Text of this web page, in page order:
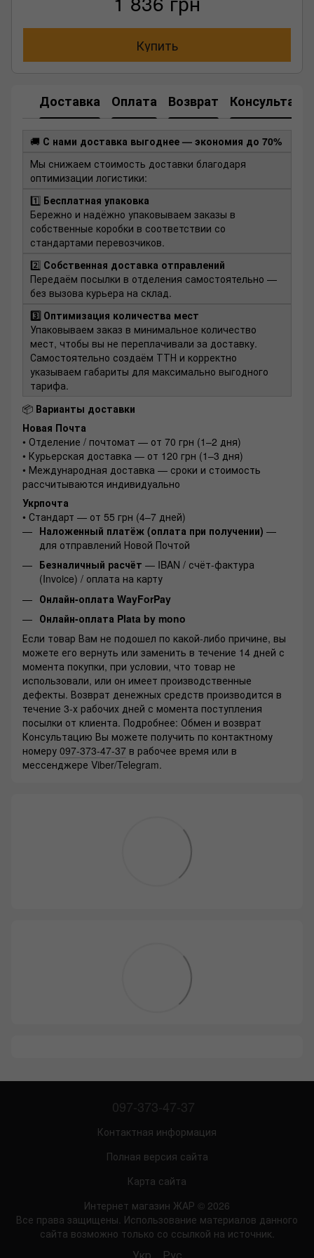
Купить
Доставка Оплата Возврат
🚚 С нами доставка выгоднее — экономия до 70%
Мы снижаем стоимость доставки благодаря
оптимизации логистики:
1️⃣ Бесплатная упаковка
Бережно и надёжно упаковываем заказы в
собственные коробки в соответствии со
стандартами перевозчиков.
2️⃣ Собственная доставка отправлений
Передаём посылки в отделения самостоятельно —
без вызова курьера на склад.
3️⃣ Оптимизация количества мест
Упаковываем заказ в минимальное количество
мест, чтобы вы не переплачивали за доставку.
Самостоятельно создаём ТТН и корректно
указываем габариты для максимально выгодного
тарифа.
📦 Варианты доставки
Новая Почта
• Отделение / почтомат — от 70 грн (1–2 дня)
• Курьерская доставка — от 120 грн (1–3 дня)
• Международная доставка — сроки и стоимость
рассчитываются индивидуально
Укрпочта
• Стандарт — от 55 грн (4–7 дней)
Наложенный платёж (оплата при получении) —
для отправлений Новой Почтой
Безналичный расчёт — IBAN / счёт-фактура
(Invoice) / оплата на карту
Онлайн-оплата WayForPay
Онлайн-оплата Plata by mono
Если товар Вам не подошел по какой-либо причине, вы
можете его вернуть или заменить в течение 14 дней с
момента покупки, при условии, что товар не
использовали, или он имеет производственные
дефекты. Возврат денежных средств производится в
течение 3-х рабочих дней с момента поступления
посылки от клиента. Подробнее: Обмен и возврат
Консультацию Вы можете получить по контактному
номеру 097-373-47-37 в рабочее время или в
мессенджере Viber/Telegram.
097-373-47-37
Контактная информация
Полная версия сайта
Карта сайта
Интернет магазин ЖАР © 2026
Все права защищены. Использование материалов данного
сайта возможно только со ссылкой на источник.
Укр Рус